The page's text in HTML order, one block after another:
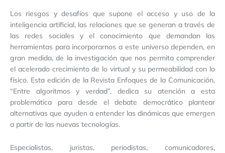
Los riesgos y desafíos que supone el acceso y uso de la
inteligencia artificial, las relaciones que se generan a través de
las redes sociales y el conocimiento que demandan las
herramientas para incorporarnos a este universo dependen, en
gran medida, de la investigación que nos permita comprender
el acelerado crecimiento de lo virtual y su permeabilidad con lo
físico. Esta edición de la Revista Enfoques de la Comunicación,
“Entre algoritmos y verdad”, dedica su atención a esta
problemática para desde el debate democrático plantear
alternativas que ayuden a entender las dinámicas que emergen
a partir de las nuevas tecnologías.
Especialistas, juristas, periodistas, comunicadores,